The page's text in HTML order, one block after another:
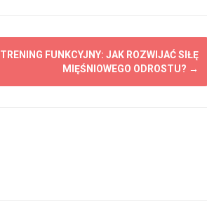
TRENING FUNKCYJNY: JAK ROZWIJAĆ SIŁĘ
MIĘŚNIOWEGO ODROSTU? →